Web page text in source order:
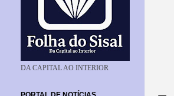
DA CAPITAL AO INTERIOR